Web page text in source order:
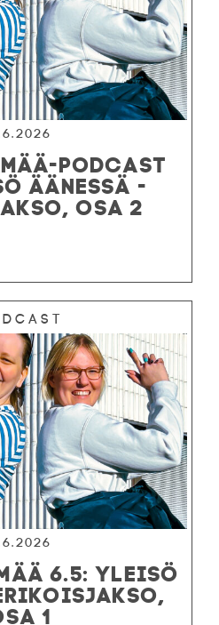
PODCAST
ÄÄNESSÄ -
OSA 2
6.5: YLEISÖ
1